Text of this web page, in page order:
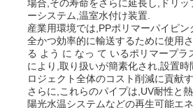
場合,その寿命をさらに延長し,ドリッ
ーシステム,温室水付け装置.
産業用環境では,PPポリマーパイピ
全かつ効率的に輸送するために使用
る よう に なっ て いるポリマープラ
により,取り扱いが簡素化され,設置
ロジェクト全体のコスト削減に貢献す
さらに,これらのパイプは,UV耐性と
陽光水温システムなどの再生可能エ